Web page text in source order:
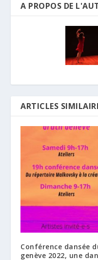
A PROPOS DE
ARTICLES
Conférence dansée
genève 2022, une